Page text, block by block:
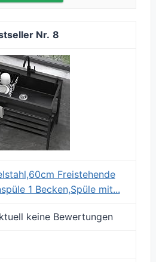
8
Freistehende
1 Becken,Spüle mit...
keine Bewertungen